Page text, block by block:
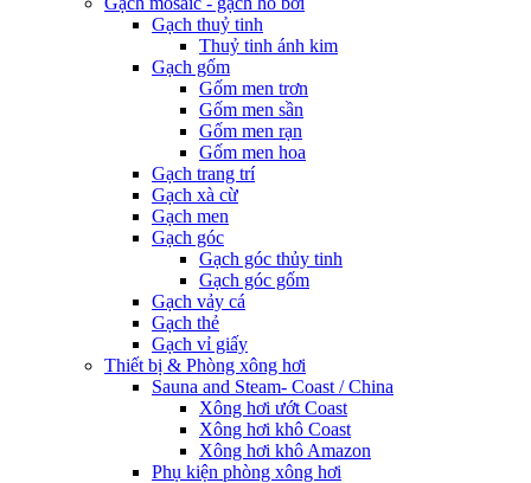
Gạch thuỷ tinh
Thuỷ tinh ánh kim
Gạch gốm
Gốm men trơn
Gốm men sần
Gốm men rạn
Gốm men hoa
Gạch trang trí
Gạch xà cừ
Gạch men
Gạch góc
Gạch góc thủy tinh
Gạch góc gốm
Gạch vảy cá
Gạch thẻ
Gạch vỉ giấy
Thiết bị & Phòng xông hơi
Sauna and Steam- Coast / China
Xông hơi ướt Coast
Xông hơi khô Coast
Xông hơi khô Amazon
Phụ kiện phòng xông hơi